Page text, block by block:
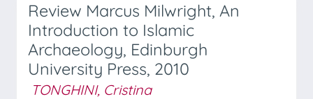
Review Marcus Milwright, An
Introduction to Islamic
Archaeology, Edinburgh
University Press, 2010
TONGHINI, Cristina